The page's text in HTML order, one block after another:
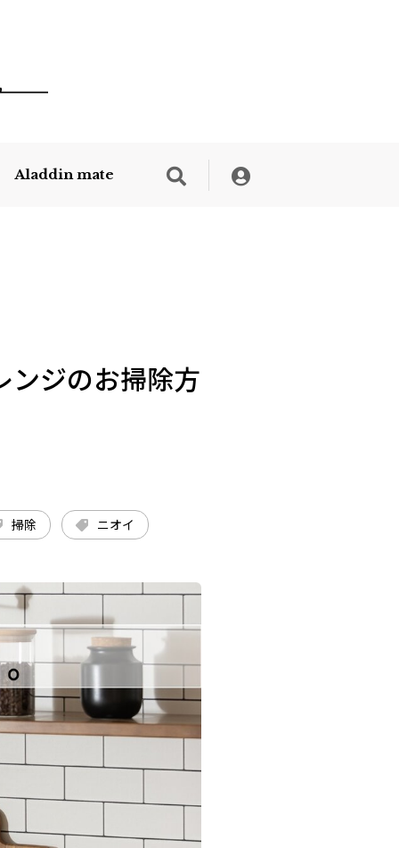
Aladdin mate
ンジのお掃除方
掃除 ニオイ